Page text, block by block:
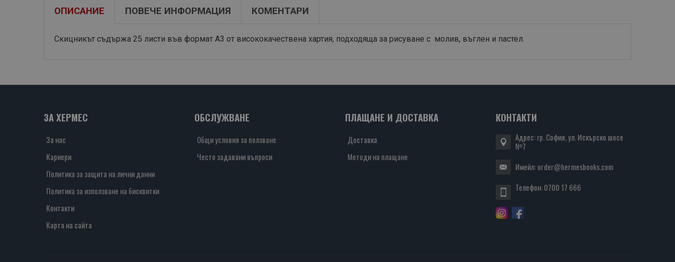
ОПИСАНИЕ ПОВЕЧЕ ИНФОРМАЦИЯ КОМЕНТАРИ
Скицникът съдържа 25 листи във формат А3 от висококачествена хартия, подходяща за рисуване с молив, въглен и пастел.
ЗА ХЕРМЕС
За нас
Кариери
Политика за защита на лични данни
Политика за използване на бисквитки
Контакти
Карта на сайта
ОБСЛУЖВАНЕ
Общи условия за ползване
Често задавани въпроси
ПЛАЩАНЕ И ДОСТАВКА
Доставка
Методи на плащане
КОНТАКТИ
Адрес: гр. София, ул. Искърско шосе
№7
Имейл:order@hermesbooks.com
Телефон:0700 17 666